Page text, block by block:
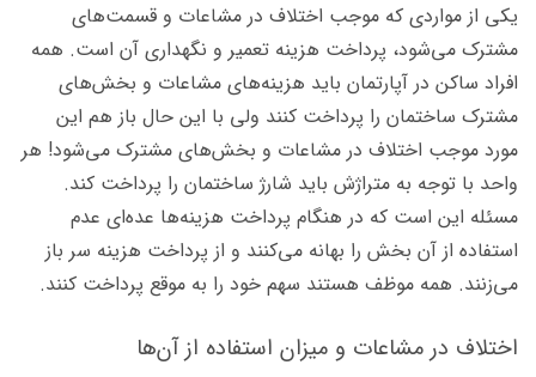
یکی از مواردی که موجب اختلاف در مشاعات و قسمت‌های
مشترک می‌شود، پرداخت هزینه تعمیر و نگهداری آن است. همه
افراد ساکن در آپارتمان باید هزینه‌های مشاعات و بخش‌های
مشترک ساختمان را پرداخت کنند ولی با این حال باز هم این
مورد موجب اختلاف در مشاعات و بخش‌های مشترک می‌شود! هر
واحد با توجه به متراژش باید شارژ ساختمان را پرداخت کند.
مسئله این است که در هنگام پرداخت هزینه‌ها عده‌ای عدم
استفاده از آن بخش را بهانه می‌کنند و از پرداخت هزینه سر باز
می‌زنند. همه موظف هستند سهم خود را به موقع پرداخت کنند.
اختلاف در مشاعات و میزان استفاده از آن‌ها